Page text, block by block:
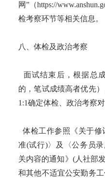
网”（https://
检考察环节等相关信息。
八、体检及政治考察
面试结束后，根据总
的，笔试成绩高者优先
1:1确定体检、政治考察对
体检工作参照《关于
准(试行)〉及〈公务员
关内容的通知》(人社部
和其他不适宜公安勤务